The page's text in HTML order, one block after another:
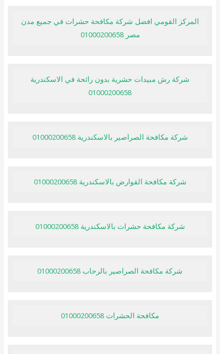
المركز القومي افضل شركة مكافحة حشرات في جميع مدن
مصر 01000200658
شركة رش مبيدات حشرية بدون رائحة في الاسكندرية
01000200658
شركة مكافحة الصراصير بالاسكندرية 01000200658
شركة مكافحة القوارض بالاسكندرية 01000200658
شركة مكافحة حشرات بالاسكندرية 01000200658
شركة مكافحة الصراصير بالرحاب 01000200658
مكافحة الحشرات 01000200658